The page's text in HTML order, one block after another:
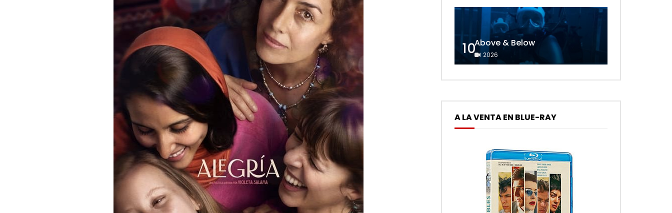
10Above & Below
2026
A LA VENTA EN BLUE-RAY